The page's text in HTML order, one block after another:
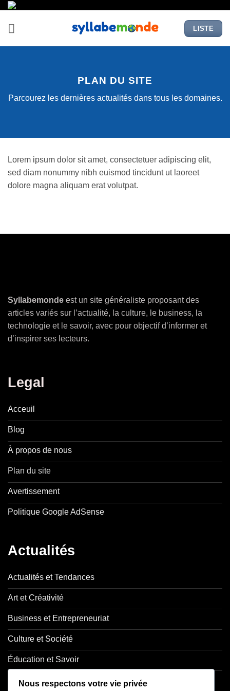
Passer
contenu
LISTE
PLAN DU SITE
Parcourez les dernières actualités dans tous les domaines.
Lorem ipsum dolor sit amet, consectetuer adipiscing elit,
sed diam nonummy nibh euismod tincidunt ut laoreet
dolore magna aliquam erat volutpat.
Syllabemonde est un site généraliste proposant des
articles variés sur l’actualité, la culture, le business, la
technologie et le savoir, avec pour objectif d’informer et
d’inspirer ses lecteurs.
Legal
Acceuil
Blog
À propos de nous
Plan du site
Avertissement
Politique Google AdSense
Actualités
Actualités et Tendances
Art et Créativité
Business et Entrepreneuriat
Culture et Société
Éducation et Savoir
Opinions et Réflexions
Nous respectons votre vie privée